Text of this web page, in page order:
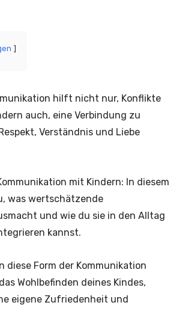
hilft nicht nur, Konflikte
auch, eine Verbindung zu
Verständnis und Liebe
mit Kindern: In diesem
was wertschätzende
und wie du sie in den Alltag
kannst.
diese Form der Kommunikation
Wohlbefinden deines Kindes,
eigene Zufriedenheit und